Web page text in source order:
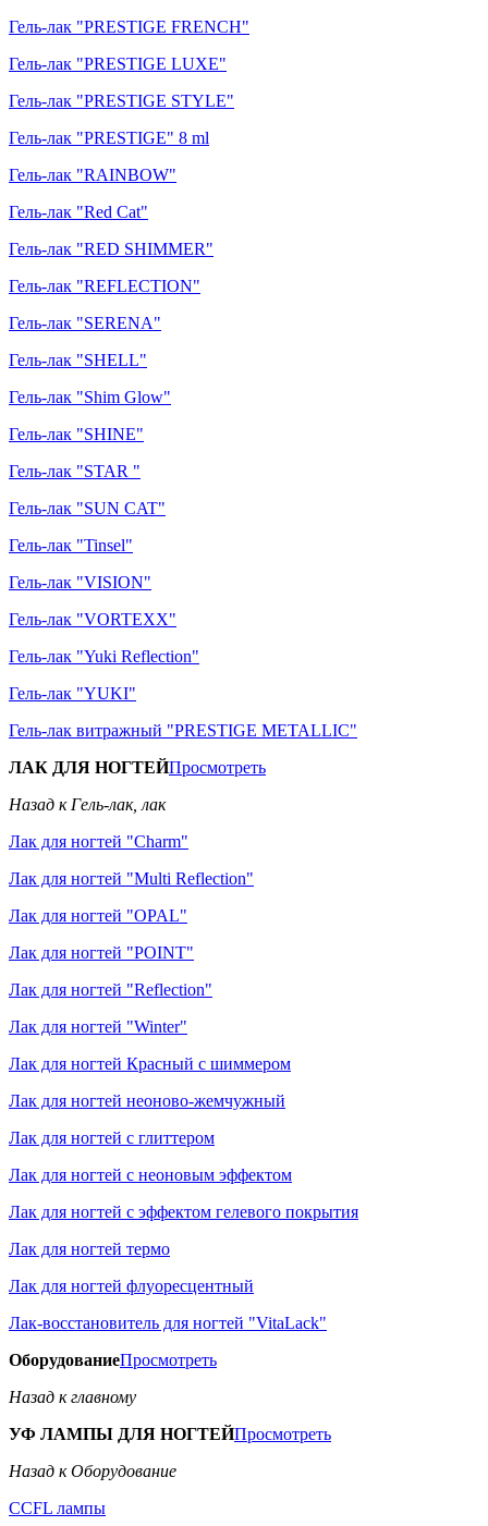
Гель-лак "PRESTIGE FRENCH"
Гель-лак "PRESTIGE LUXE"
Гель-лак "PRESTIGE STYLE"
Гель-лак "PRESTIGE" 8 ml
Гель-лак "RAINBOW"
Гель-лак "Red Cat"
Гель-лак "RED SHIMMER"
Гель-лак "REFLECTION"
Гель-лак "SERENA"
Гель-лак "SHELL"
Гель-лак "Shim Glow"
Гель-лак "SHINE"
Гель-лак "STAR "
Гель-лак "SUN CAT"
Гель-лак "Tinsel"
Гель-лак "VISION"
Гель-лак "VORTEXX"
Гель-лак "Yuki Reflection"
Гель-лак "YUKI"
Гель-лак витражный "PRESTIGE METALLIC"
ЛАК ДЛЯ НОГТЕЙПросмотреть
Назад к Гель-лак, лак
Лак для ногтей "Charm"
Лак для ногтей "Multi Reflection"
Лак для ногтей "OPAL"
Лак для ногтей "POINT"
Лак для ногтей "Reflection"
Лак для ногтей "Winter"
Лак для ногтей Красный с шиммером
Лак для ногтей неоново-жемчужный
Лак для ногтей с глиттером
Лак для ногтей с неоновым эффектом
Лак для ногтей с эффектом гелевого покрытия
Лак для ногтей термо
Лак для ногтей флуоресцентный
Лак-восстановитель для ногтей "VitaLack"
ОборудованиеПросмотреть
Назад к главному
УФ ЛАМПЫ ДЛЯ НОГТЕЙПросмотреть
Назад к Оборудование
CCFL лампы